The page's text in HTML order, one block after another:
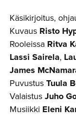
Käsikirjoitus,
Kuvaus Risto
Rooleissa Ritva
Lassi Sairela,
James
PuvustusTuula
ValaistusJuho
Musiikki Eleni